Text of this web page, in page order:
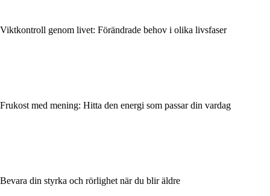
Viktkontroll genom livet: Förändrade behov i olika livsfaser
Frukost med mening: Hitta den energi som passar din vardag
Bevara din styrka och rörlighet när du blir äldre